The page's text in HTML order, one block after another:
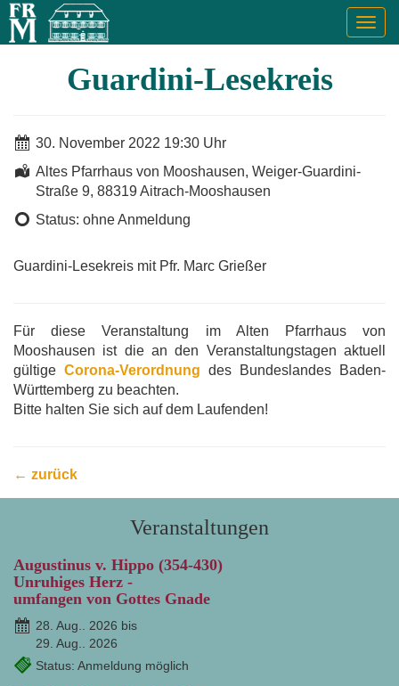
Guardini-Lesekreis
30. November 2022 19:30 Uhr
Altes Pfarrhaus von Mooshausen, Weiger-Guardini-
Straße 9, 88319 Aitrach-Mooshausen
Status: ohne Anmeldung
Guardini-Lesekreis mit Pfr. Marc Grießer
Für diese Veranstaltung im Alten Pfarrhaus von
Mooshausen ist die an den Veranstaltungstagen aktuell
gültige Corona-Verordnung des Bundeslandes Baden-
Württemberg zu beachten.
Bitte halten Sie sich auf dem Laufenden!
← zurück
Veranstaltungen
Augustinus v. Hippo (354-430)
Unruhiges Herz -
umfangen von Gottes Gnade
28. Aug.. 2026 bis
29. Aug.. 2026
Status: Anmeldung möglich